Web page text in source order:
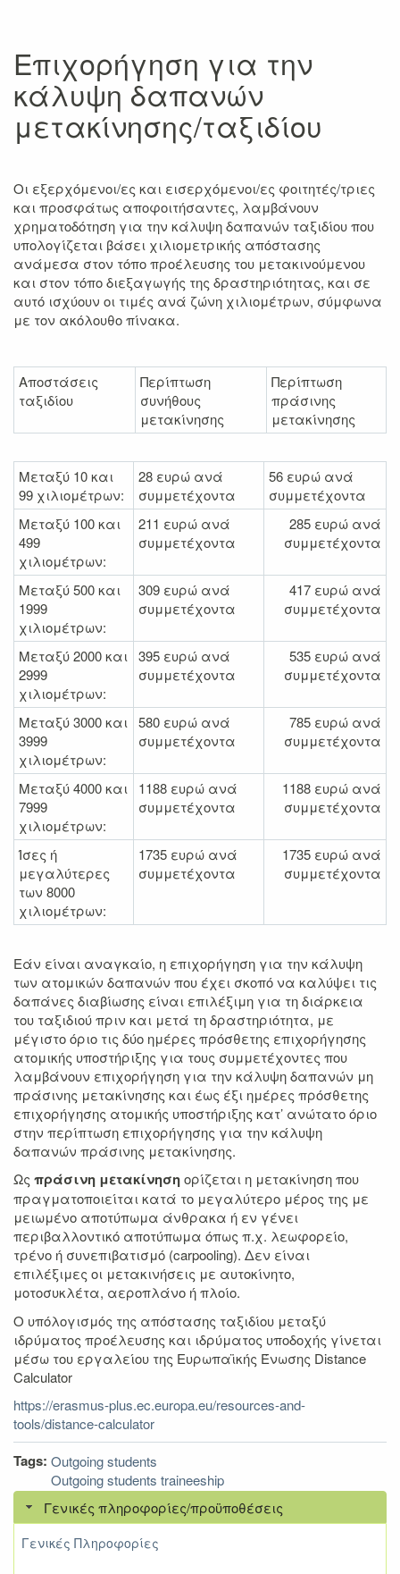
Επιχορήγηση για την
κάλυψη δαπανών
μετακίνησης/ταξιδίου
Οι εξερχόμενοι/ες και εισερχόμενοι/ες φοιτητές/τριες
και προσφάτως αποφοιτήσαντες, λαμβάνουν
χρηματοδότηση για την κάλυψη δαπανών ταξιδίου που
υπολογίζεται βάσει χιλιομετρικής απόστασης
ανάμεσα στον τόπο προέλευσης του μετακινούμενου
και στον τόπο διεξαγωγής της δραστηριότητας, και σε
αυτό ισχύουν οι τιμές ανά ζώνη χιλιομέτρων, σύμφωνα
με τον ακόλουθο πίνακα.
Αποστάσεις
ταξιδίου
Περίπτωση
συνήθους
μετακίνησης
Περίπτωση
πράσινης
μετακίνησης
Μεταξύ 10 και
99 χιλιομέτρων:
28 ευρώ ανά
συμμετέχοντα
56 ευρώ ανά
συμμετέχοντα
Μεταξύ 100 και
499
χιλιομέτρων:
211 ευρώ ανά
συμμετέχοντα
285 ευρώ ανά
συμμετέχοντα
Μεταξύ 500 και
1999
χιλιομέτρων:
309 ευρώ ανά
συμμετέχοντα
417 ευρώ ανά
συμμετέχοντα
Μεταξύ 2000 και
2999
χιλιομέτρων:
395 ευρώ ανά
συμμετέχοντα
535 ευρώ ανά
συμμετέχοντα
Μεταξύ 3000 και
3999
χιλιομέτρων:
580 ευρώ ανά
συμμετέχοντα
785 ευρώ ανά
συμμετέχοντα
Μεταξύ 4000 και
7999
χιλιομέτρων:
1188 ευρώ ανά
συμμετέχοντα
1188 ευρώ ανά
συμμετέχοντα
Ίσες ή
μεγαλύτερες
των 8000
χιλιομέτρων:
1735 ευρώ ανά
συμμετέχοντα
1735 ευρώ ανά
συμμετέχοντα
Εάν είναι αναγκαίο, η επιχορήγηση για την κάλυψη
των ατομικών δαπανών που έχει σκοπό να καλύψει τις
δαπάνες διαβίωσης είναι επιλέξιμη για τη διάρκεια
του ταξιδιού πριν και μετά τη δραστηριότητα, με
μέγιστο όριο τις δύο ημέρες πρόσθετης επιχορήγησης
ατομικής υποστήριξης για τους συμμετέχοντες που
λαμβάνουν επιχορήγηση για την κάλυψη δαπανών μη
πράσινης μετακίνησης και έως έξι ημέρες πρόσθετης
επιχορήγησης ατομικής υποστήριξης κατ’ ανώτατο όριο
στην περίπτωση επιχορήγησης για την κάλυψη
δαπανών πράσινης μετακίνησης.
Ως πράσινη μετακίνησηορίζεται η μετακίνηση που
πραγματοποιείται κατά το μεγαλύτερο μέρος της με
μειωμένο αποτύπωμα άνθρακα ή εν γένει
περιβαλλοντικό αποτύπωμα όπως π.χ. λεωφορείο,
τρένο ή συνεπιβατισμό (carpooling). Δεν είναι
επιλέξιμες οι μετακινήσεις με αυτοκίνητο,
μοτοσυκλέτα, αεροπλάνο ή πλοίο.
Ο υπόλογισμός της απόστασης ταξιδίου μεταξύ
ιδρύματος προέλευσης και ιδρύματος υποδοχής γίνεται
μέσω του εργαλείου της Ευρωπαϊκής Ένωσης Distance
Calculator
https://erasmus-plus.ec.europa.eu/resources-and-
tools/distance-calculator
Tags: Outgoing students
Outgoing students traineeship
Γενικές πληροφορίες/προϋποθέσεις
Γενικές Πληροφορίες